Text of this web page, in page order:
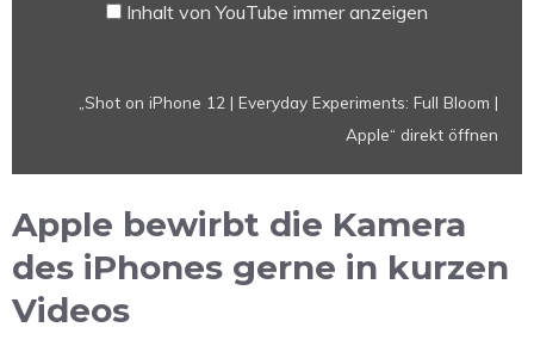
YouTube
Inhalt von YouTube immer anzeigen
„Shot on iPhone 12 | Everyday Experiments: Full Bloom |
Apple“ direkt öffnen
Apple bewirbt die Kamera
des iPhones gerne in kurzen
Videos